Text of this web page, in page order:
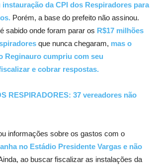
da CPI dos Respiradores para
Porém, a base do prefeito não assinou.
sabido onde foram parar os R$17 milhões
que nunca chegaram, mas o
Reginauro cumpriu com seu
e cobrar respostas.
RESPIRADORES: 37 vereadores não
informações sobre os gastos com o
no Estádio Presidente Vargas e não
ao buscar fiscalizar as instalações da